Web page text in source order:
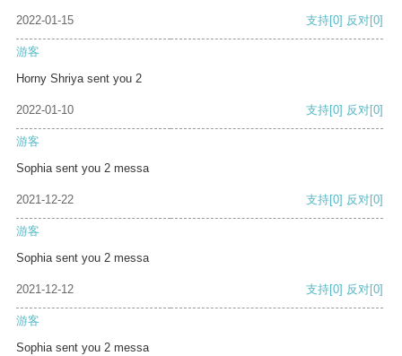
2022-01-15 支持[0] 反对[0]
游客
Horny Shriya sent you 2
2022-01-10 支持[0] 反对[0]
游客
Sophia sent you 2 messa
2021-12-22 支持[0] 反对[0]
游客
Sophia sent you 2 messa
2021-12-12 支持[0] 反对[0]
游客
Sophia sent you 2 messa